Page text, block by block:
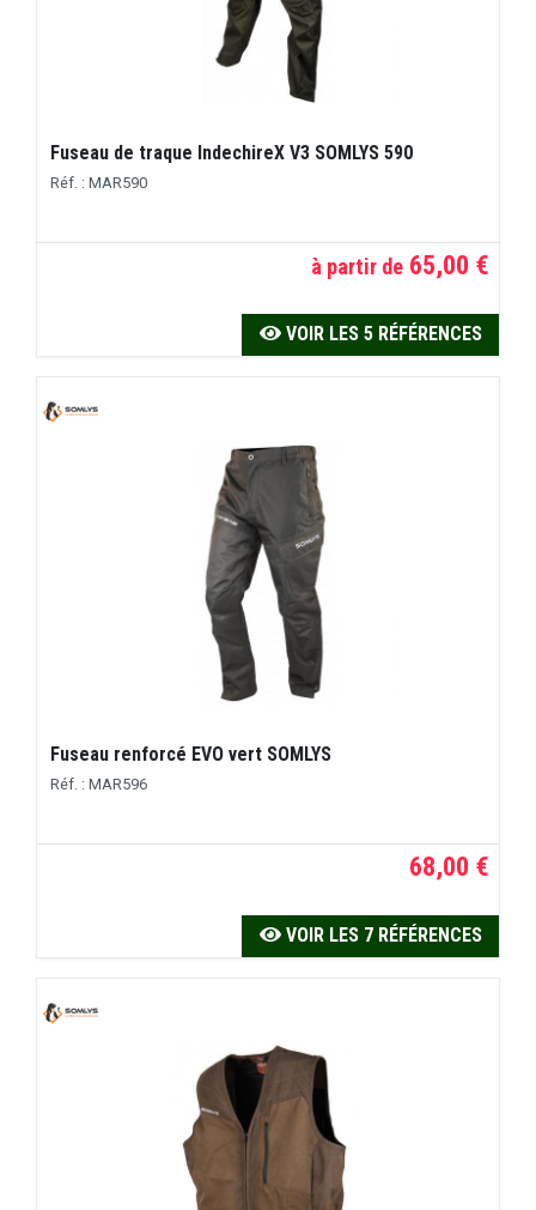
Fuseau de traque IndechireX V3 SOMLYS 590
Réf. : MAR590
à partir de 65,00 €
VOIR LES 5 RÉFÉRENCES
Fuseau renforcé EVO vert SOMLYS
Réf. : MAR596
68,00 €
VOIR LES 7 RÉFÉRENCES